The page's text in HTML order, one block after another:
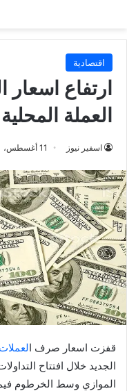
اقتصادية
ارتفاع اسعار
العملة المحلية
اسفير نيوز 11 أغسطس، 2021
قفزت اسعار صرف ا
الجديد خلال افتتاح
الموازي وسط الخرطوم